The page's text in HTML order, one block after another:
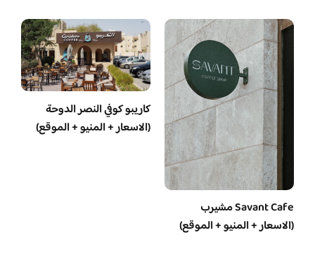
Savant Cafe مشيرب
(الاسعار + المنيو + الموقع)
كاريبو كوفي النصر الدوحة
(الاسعار + المنيو + الموقع)